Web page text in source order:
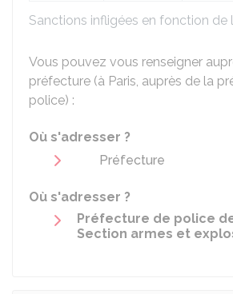
Sanctions infligées en fonction de
Vous pouvez vous renseigner
préfecture (à Paris, auprès de la
police) :
Où s'adresser ?
Préfecture
Où s'adresser ?
Préfecture de police
Section armes et